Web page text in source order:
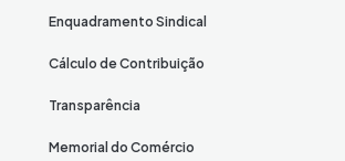
Enquadramento Sindical
Cálculo de Contribuição
Transparência
Memorial do Comércio